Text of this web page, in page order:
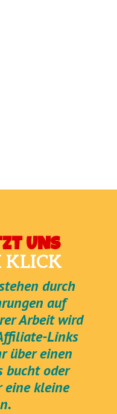
UNS
KLICK
durch
auf
Arbeit wird
Links
über einen
bucht oder
eine kleine